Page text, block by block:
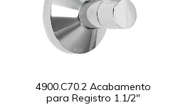
4900.C70.2 Acabamento
para Registro 1.1/2"